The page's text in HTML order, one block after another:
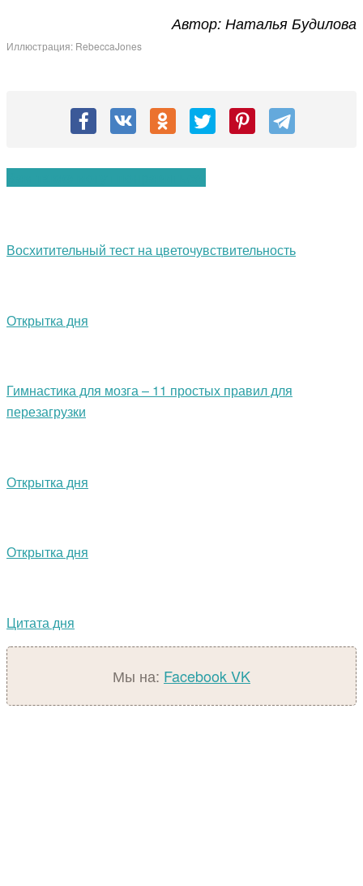
Автор: Наталья Будилова
Иллюстрация: RebeccaJones
Восхитительный тест на цветочувствительность
Открытка дня
Гимнастика для мозга – 11 простых правил для
перезагрузки
Открытка дня
Открытка дня
Цитата дня
Мы на: FacebookVK